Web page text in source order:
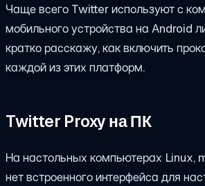
Чаще всего Twitter используют с
мобильного устройства на Android
кратко расскажу, как включить
каждой из этих платформ.
Twitter Proxy на ПК
На настольных компьютерах Linux,
нет встроенного интерфейса для